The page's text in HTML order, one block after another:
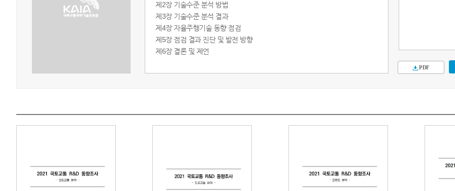
제2장 기술수준 분석 방법
제3장 기술수준 분석 결과
제4장 자율주행기술 동향 점검
제5장 점검 결과 진단 및 발전 방향
제6장 결론 및 제언
PDF